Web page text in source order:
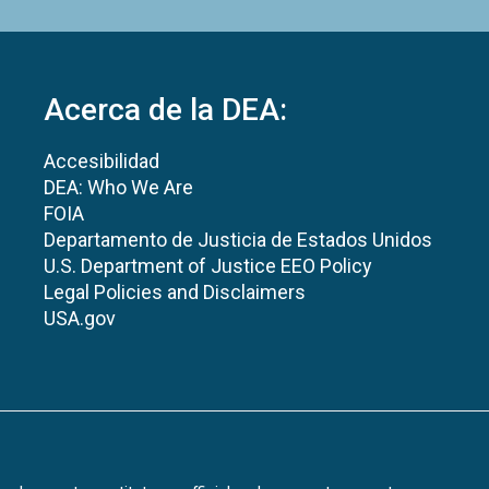
Acerca de la DEA:
Accesibilidad
DEA: Who We Are
FOIA
Departamento de Justicia de Estados Unidos
U.S. Department of Justice EEO Policy
Legal Policies and Disclaimers
USA.gov